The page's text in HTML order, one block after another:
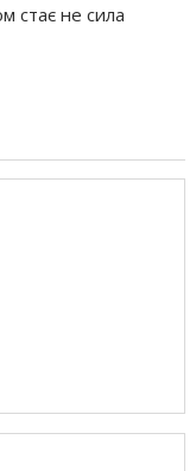
стає не сила